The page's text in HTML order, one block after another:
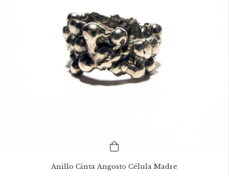
Anillo Cinta Angosto Célula Madre